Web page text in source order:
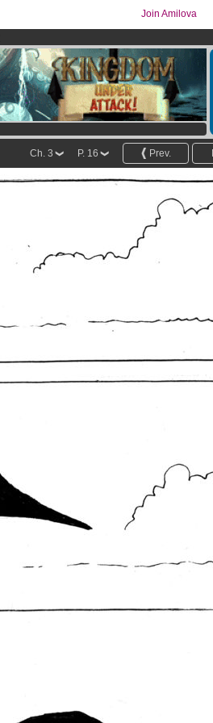
Join Amilova
Prev.
P. 16
Ch. 3